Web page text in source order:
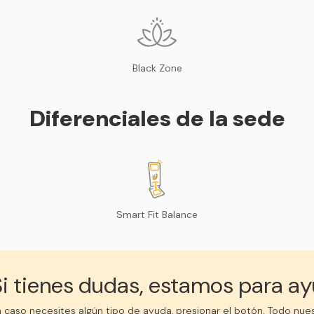
Black Zone
Diferenciales de la sede
Smart Fit Balance
tienes dudas, estamos para
caso necesites algún tipo de ayuda, presionar el botón. Todo